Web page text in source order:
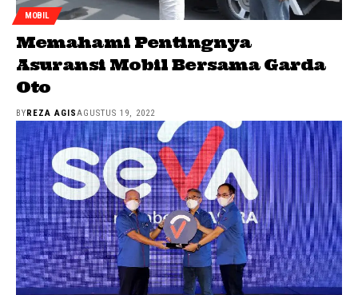
MOBIL
Memahami Pentingnya
Asuransi Mobil Bersama Garda
Oto
BYREZA AGISAGUSTUS 19, 2022